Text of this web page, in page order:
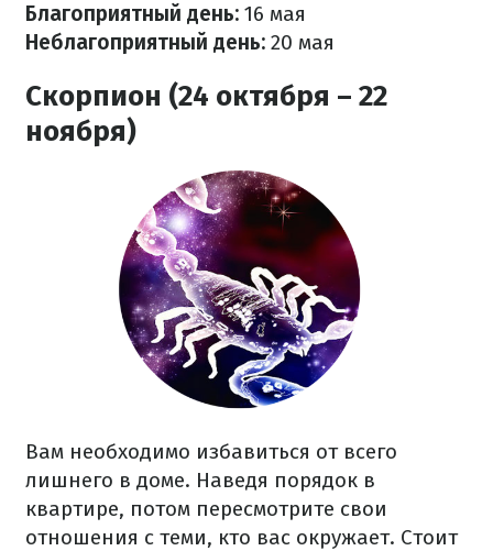
Благоприятный день: 16 мая
Неблагоприятный день: 20 мая
Скорпион (24 октября – 22
ноября)
Вам необходимо избавиться от всего
лишнего в доме. Наведя порядок в
квартире, потом пересмотрите свои
отношения с теми, кто вас окружает. Стоит